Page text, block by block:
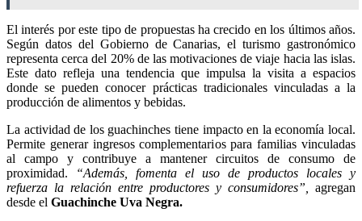
El interés por este tipo de propuestas ha crecido en los últimos años.
Según datos del Gobierno de Canarias, el turismo gastronómico
representa cerca del 20% de las motivaciones de viaje hacia las islas.
Este dato refleja una tendencia que impulsa la visita a espacios
donde se pueden conocer prácticas tradicionales vinculadas a la
producción de alimentos y bebidas.
La actividad de los guachinches tiene impacto en la economía local.
Permite generar ingresos complementarios para familias vinculadas
al campo y contribuye a mantener circuitos de consumo de
proximidad.
“Además, fomenta el uso de productos locales y
refuerza la relación entre productores y consumidores”,
agregan
desde el Guachinche Uva Negra.